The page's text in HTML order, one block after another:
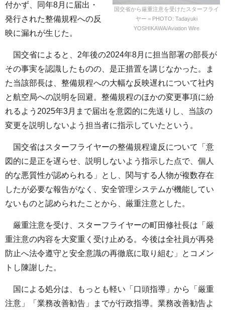
国交省から厳重注意を受けたスターフライ
ヤー＝PHOTO: Tadayuki
YOSHIKAWA/Aviation Wire
付かず、同年8月に届出・
発行された整備規程への反
映に漏れが生じた。
国交省によると、2年後の2024年8月に担当部署の部長が
その事実を認識したものの、是正措置を講じなかった。ま
た当該部長は、整備規程への大幅な反映遅れについて社内
と航空局への説明を回避。整備規程のほかの変更事項に紛
れるよう2025年3月まで届出を意図的に先送りし、当該の
変更を説明しないよう担当者に指示していたという。
国交省はスターフライヤーの整備規程違反について「意
図的に是正を遅らせ、説明しないよう指示した点で、個人
的な悪質性が認められる」とし、関与する人物が複数存在
したが必要な報告がなく、安全管理システムが機能してい
ないものと認められたことから、厳重注意とした。
厳重注意を受け、スターフライヤーの町田修社長は「厳
重注意の内容を大変重く受け止める。今後は全社員が再発
防止へ法令遵守と安全意識の再徹底に取り組む」とコメン
トし陳謝した。
国による処分は、もっとも軽い「口頭指導」から「厳重
注意」「業務改善勧告」までが行政指導。業務改善勧告よ